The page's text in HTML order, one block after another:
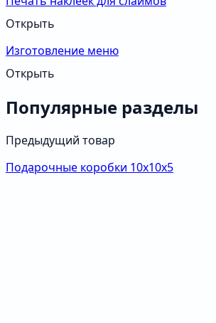
Открыть
Изготовление меню
Открыть
Популярные разделы
Предыдущий товар
Подарочные коробки 10х10х5